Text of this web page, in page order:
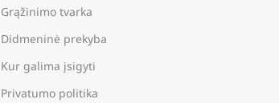
Grąžinimo tvarka
Didmeninė prekyba
Kur galima įsigyti
Privatumo politika